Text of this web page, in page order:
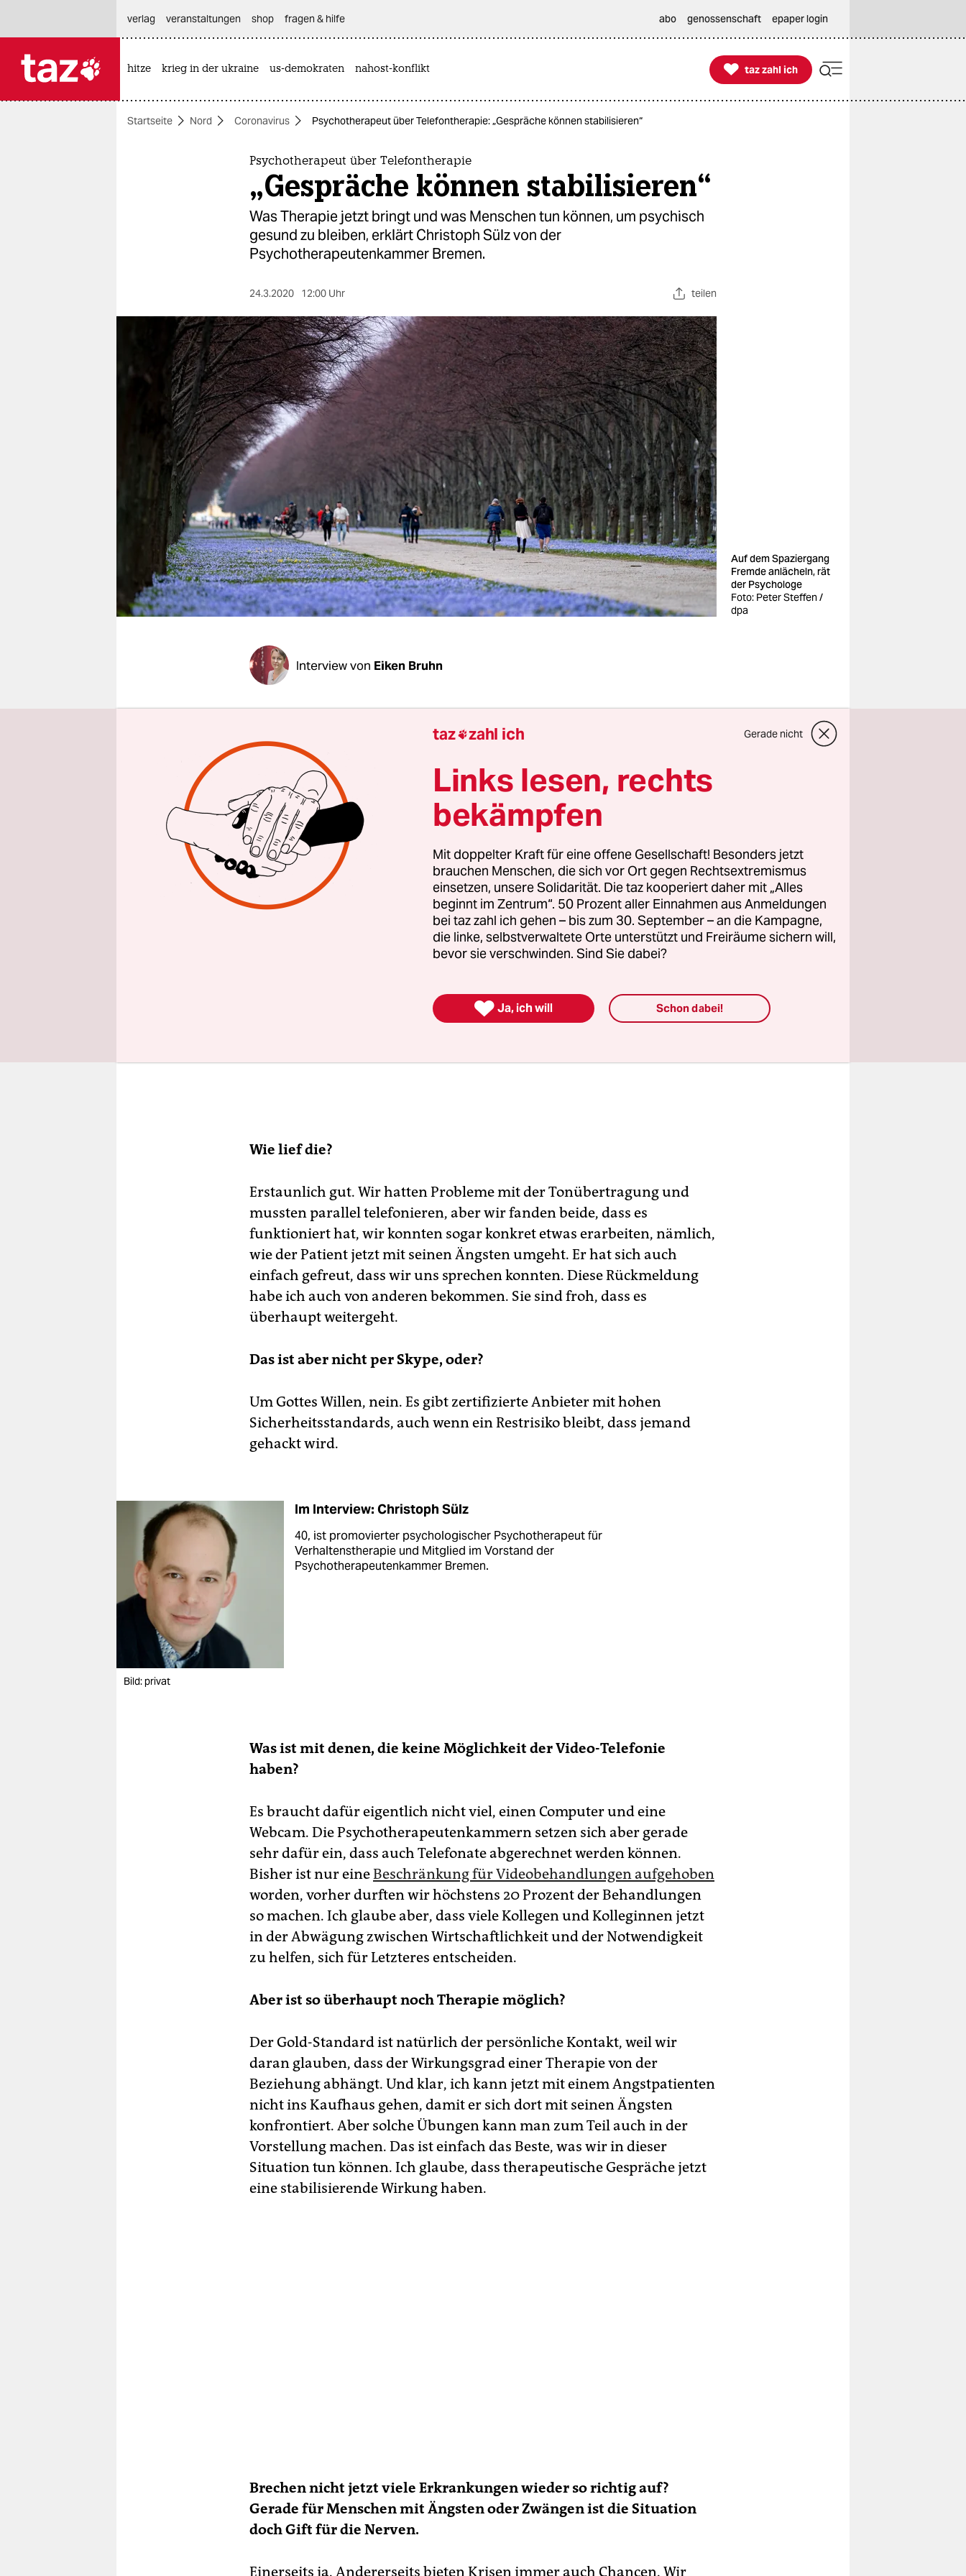
themen
wahrheit
verlag
veranstaltungen
shop
fragen & hilfe
unterstützen
abo
genossenschaft
verlag
veranstaltungen shop fragen & hilfe abo genossenschaft epaper login
hitze krieg in der ukraine us-demokraten nahost-konflikt 
taz zahl ich
taz zahl ich
Startseite Nord Coronavirus Psychotherapeut über Telefontherapie: „Gespräche können stabilisieren“
Psychotherapeut über Telefontherapie
„Gespräche können stabilisieren“
Was Therapie jetzt bringt und was Menschen tun können, um psychisch
gesund zu bleiben, erklärt Christoph Sülz von der
Psychotherapeutenkammer Bremen.
24.3.2020 12:00 Uhr teilen
Auf dem Spaziergang
Fremde anlächeln, rät
der Psychologe
Foto: Peter Steffen /
dpa
Interview von Eiken Bruhn
taz: Herr Sülz, wie arbeiten Sie gerade?
Christoph Sülz:
Sehr eingeschränkt. Meine Frau und ich stellen gerade
unsere Praxen auf Videobehandlung um und nebenbei betreuen wir
unsere Kinder. Den letzten Patienten habe ich am Freitag gesehen, das
war der einzige in der Woche. Am selben Tag hatte ich auch meine
erste Videobehandlung.
Wie lief die?
Erstaunlich gut. Wir hatten Probleme mit der Tonübertragung und
mussten parallel telefonieren, aber wir fanden beide, dass es
funktioniert hat, wir konnten sogar konkret etwas erarbeiten, nämlich,
wie der Patient jetzt mit seinen Ängsten umgeht. Er hat sich auch
einfach gefreut, dass wir uns sprechen konnten. Diese Rückmeldung
habe ich auch von anderen bekommen. Sie sind froh, dass es
überhaupt weitergeht.
Das ist aber nicht per Skype, oder?
Um Gottes Willen, nein. Es gibt zertifizierte Anbieter mit hohen
Sicherheitsstandards, auch wenn ein Restrisiko bleibt, dass jemand
gehackt wird.
Bild: privat
Im Interview: Christoph Sülz
40, ist promovierter psychologischer Psychotherapeut für
Verhaltenstherapie und Mitglied im Vorstand der
Psychotherapeutenkammer Bremen.
Was ist mit denen, die keine Möglichkeit der Video-Telefonie
haben?
Es braucht dafür eigentlich nicht viel, einen Computer und eine
Webcam. Die Psychotherapeutenkammern setzen sich aber gerade
sehr dafür ein, dass auch Telefonate abgerechnet werden können.
Bisher ist nur eineBeschränkung für Videobehandlungen aufgehoben
worden, vorher durften wir höchstens 20 Prozent der Behandlungen
so machen. Ich glaube aber, dass viele Kollegen und Kolleginnen jetzt
in der Abwägung zwischen Wirtschaftlichkeit und der Notwendigkeit
zu helfen, sich für Letzteres entscheiden.
Aber ist so überhaupt noch Therapie möglich?
Der Gold-Standard ist natürlich der persönliche Kontakt, weil wir
daran glauben, dass der Wirkungsgrad einer Therapie von der
Beziehung abhängt. Und klar, ich kann jetzt mit einem Angstpatienten
nicht ins Kaufhaus gehen, damit er sich dort mit seinen Ängsten
konfrontiert. Aber solche Übungen kann man zum Teil auch in der
Vorstellung machen. Das ist einfach das Beste, was wir in dieser
Situation tun können. Ich glaube, dass therapeutische Gespräche jetzt
eine stabilisierende Wirkung haben.
Brechen nicht jetzt viele Erkrankungen wieder so richtig auf?
Gerade für Menschen mit Ängsten oder Zwängen ist die Situation
doch Gift für die Nerven.
Einerseits ja. Andererseits bieten Krisen immer auch Chancen. Wir
taz zahl ich Gerade nicht
Links lesen, rechts
bekämpfen
Mit doppelter Kraft für eine offene Gesellschaft! Besonders jetzt
brauchen Menschen, die sich vor Ort gegen Rechtsextremismus
einsetzen, unsere Solidarität. Die taz kooperiert daher mit „Alles
beginnt im Zentrum“. 50 Prozent aller Einnahmen aus Anmeldungen
bei taz zahl ich gehen – bis zum 30. September – an die Kampagne,
die linke, selbstverwaltete Orte unterstützt und Freiräume sichern will,
bevor sie verschwinden. Sind Sie dabei?
 Ja, ich will Schon dabei!